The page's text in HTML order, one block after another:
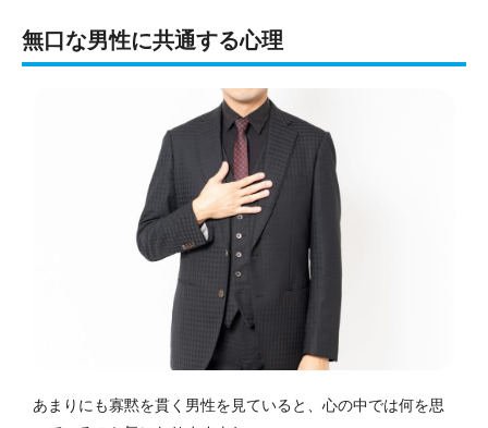
無口な男性に共通する心理
あまりにも寡黙を貫く男性を見ていると、心の中では何を思